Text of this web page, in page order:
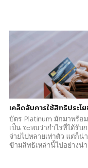
เคล็ดลับการใช้สิทธิประโ
บัตร Platinum มักมาพร้อ
เป็น จะพบว่ากำไรที่ได้รั
จ่ายไปหลายเท่าตัว แต่ก็
ข้ามสิทธิเหล่านี้ไปอย่างน่า